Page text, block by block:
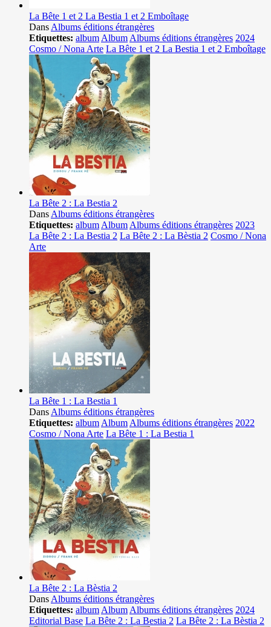
La Bête 1 et 2 La Bestia 1 et 2 Emboîtage
Dans Albums éditions étrangères
Etiquettes: album Album Albums éditions étrangères 2024
Cosmo / Nona Arte La Bête 1 et 2 La Bestia 1 et 2 Emboîtage
La Bête 2 : La Bestia 2
Dans Albums éditions étrangères
Etiquettes: album Album Albums éditions étrangères 2023
La Bête 2 : La Bestia 2 La Bête 2 : La Bèstia 2 Cosmo / Nona
Arte
La Bête 1 : La Bestia 1
Dans Albums éditions étrangères
Etiquettes: album Album Albums éditions étrangères 2022
Cosmo / Nona Arte La Bête 1 : La Bestia 1
La Bête 2 : La Bèstia 2
Dans Albums éditions étrangères
Etiquettes: album Album Albums éditions étrangères 2024
Editorial Base La Bête 2 : La Bestia 2 La Bête 2 : La Bèstia 2